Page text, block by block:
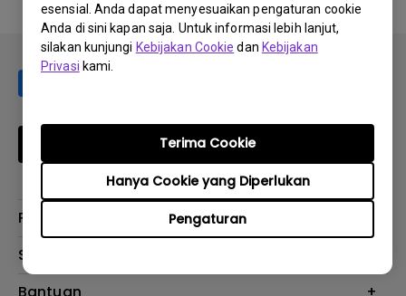
esensial. Anda dapat menyesuaikan pengaturan cookie
Anda di sini kapan saja. Untuk informasi lebih lanjut,
silakan kunjungi Kebijakan Cookie dan Kebijakan
Privasi kami.
Pengaturan
Hanya Cookie yang Diperlukan
Terima Cookie
No related warranty information
Berlangganan
Produk
Monitor
Solusi
E-Sports